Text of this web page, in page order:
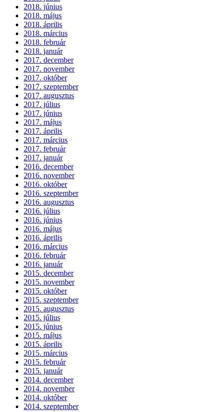
2018. június
2018. május
2018. április
2018. március
2018. február
2018. január
2017. december
2017. november
2017. október
2017. szeptember
2017. augusztus
2017. július
2017. június
2017. május
2017. április
2017. március
2017. február
2017. január
2016. december
2016. november
2016. október
2016. szeptember
2016. augusztus
2016. július
2016. június
2016. május
2016. április
2016. március
2016. február
2016. január
2015. december
2015. november
2015. október
2015. szeptember
2015. augusztus
2015. július
2015. június
2015. május
2015. április
2015. március
2015. február
2015. január
2014. december
2014. november
2014. október
2014. szeptember